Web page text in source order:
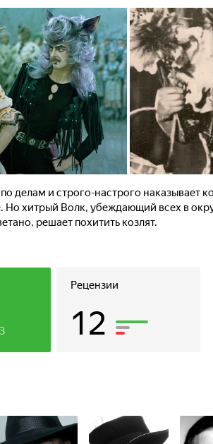
делам и строго-настрого наказывает
Но хитрый Волк, убеждающий всех в
решает похитить козлят.
Рецензии
12